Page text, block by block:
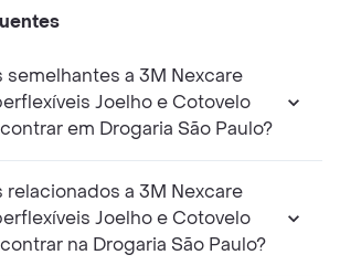
a 3M Nexcare
Joelho e Cotovelo
em Drogaria São Paulo?
a 3M Nexcare
Joelho e Cotovelo
na Drogaria São Paulo?